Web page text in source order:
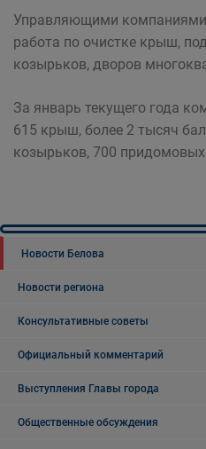
Управляющими компаниями
работа по очистке крыш,
козырьков, дворов
За январь текущего года
615 крыш, более 2 тысяч
козырьков, 700 придомовых
Новости Белова
Новости региона
Консультативные советы
Официальный комментарий
Выступления Главы города
Общественные обсуждения